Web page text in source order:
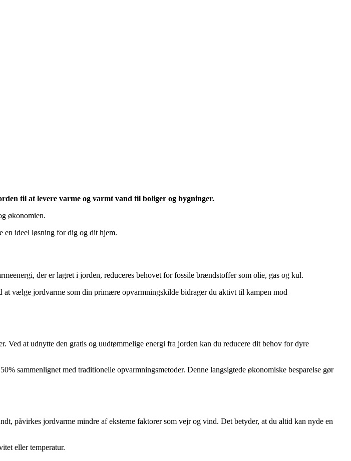
til at levere varme og varmt vand til boliger og bygninger.
økonomien.
ideel løsning for dig og dit hjem.
der er lagret i jorden, reduceres behovet for fossile brændstoffer som olie, gas og kul.
vælge jordvarme som din primære opvarmningskilde bidrager du aktivt til kampen mod
Ved at udnytte den gratis og uudtømmelige energi fra jorden kan du reducere dit behov for dyre
sammenlignet med traditionelle opvarmningsmetoder. Denne langsigtede økonomiske besparelse gør
påvirkes jordvarme mindre af eksterne faktorer som vejr og vind. Det betyder, at du altid kan nyde en
eller temperatur.